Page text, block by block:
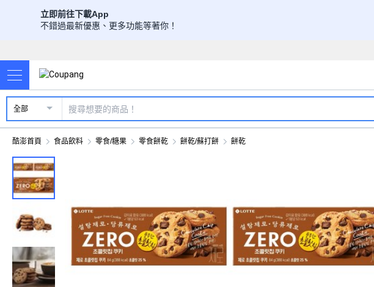
立即前往下載App
不錯過最新優惠、更多功能等著你！
全部
酷澎首頁 食品飲料 零食/糖果 零食餅乾 餅乾/蘇打餅 餅乾